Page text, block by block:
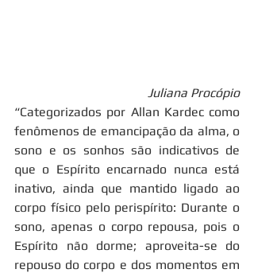
   Juliana Procópio
“Categorizados por Allan Kardec como
fenômenos de emancipação da alma, o
sono e os sonhos são indicativos de
que o Espírito encarnado nunca está
inativo, ainda que mantido ligado ao
corpo físico pelo perispírito: Durante o
sono, apenas o corpo repousa, pois o
Espírito não dorme; aproveita-se do
repouso do corpo e dos momentos em